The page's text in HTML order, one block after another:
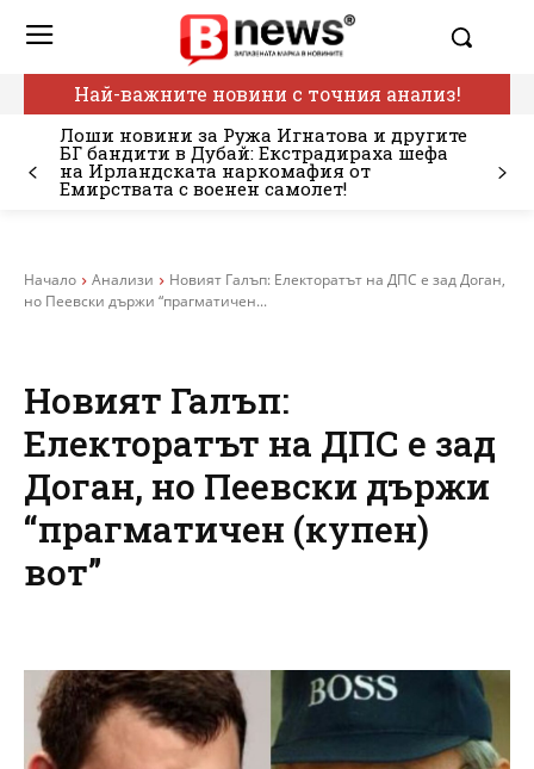
Най-важните новини с точния анализ!
Лоши новини за Ружа Игнатова и другите
БГ бандити в Дубай: Екстрадираха шефа
на Ирландската наркомафия от
Емирствата с военен самолет!
Начало Анализи
Новият Галъп: Електоратът на ДПС е зад Доган,
но Пеевски държи “прагматичен...
Новият Галъп:
Електоратът на ДПС е зад
Доган, но Пеевски държи
“прагматичен (купен)
вот”